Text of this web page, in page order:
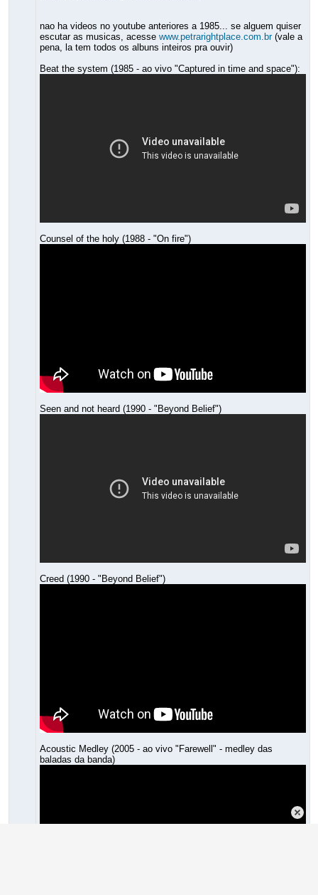
nao ha videos no youtube anteriores a 1985... se alguem quiser
escutar as musicas, acesse www.petrarightplace.com.br(vale a
pena, la tem todos os albuns inteiros pra ouvir)
Beat the system (1985 - ao vivo "Captured in time and space"):
Counsel of the holy (1988 - "On fire")
Seen and not heard (1990 - "Beyond Belief")
Creed (1990 - "Beyond Belief")
Acoustic Medley (2005 - ao vivo "Farewell" - medley das
baladas da banda)